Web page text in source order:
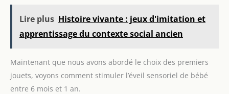
Lire plus Histoire vivante : jeux d'imitation et
apprentissage du contexte social ancien
Maintenant que nous avons abordé le choix des premiers
jouets, voyons comment stimuler l’éveil sensoriel de bébé
entre 6 mois et 1 an.